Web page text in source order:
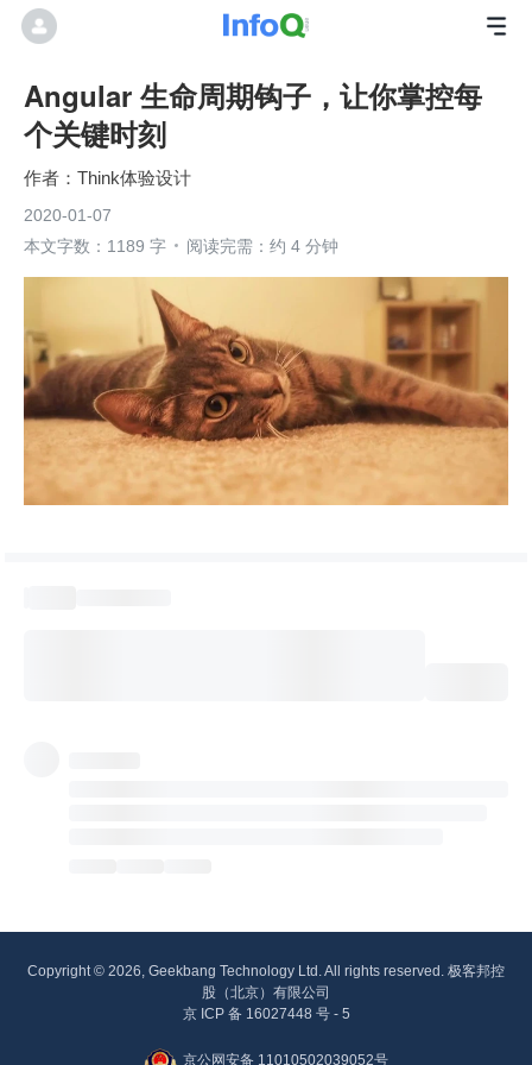
Angular 生命周期钩子，让你掌控每
个关键时刻
Think体验设计
2020-01-07
本文字数：1189 字
阅读完需：约 4 分钟
Copyright © 2026, Geekbang Technology Ltd. All rights reserved. 极客邦控
股（北京）有限公司
京 ICP 备 16027448 号 - 5
京公网安备 11010502039052号